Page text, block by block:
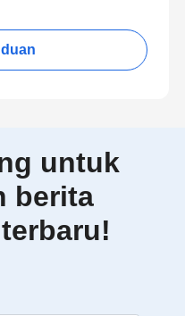
untuk
berita